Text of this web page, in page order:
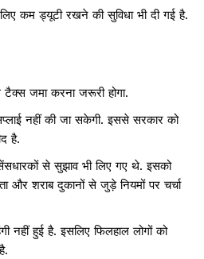
कम ड्यूटी रखने की सुविधा भी दी गई है.
जमा करना जरूरी होगा.
नहीं की जा सकेगी. इससे सरकार को
है.
से सुझाव भी लिए गए थे. इसको
और शराब दुकानों से जुड़े नियमों पर चर्चा
नहीं हुई है. इसलिए फिलहाल लोगों को